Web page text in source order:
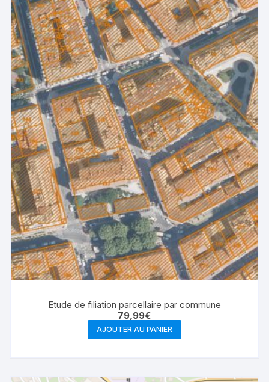
Etude de filiation parcellaire par commune
79,99€
AJOUTER AU PANIER